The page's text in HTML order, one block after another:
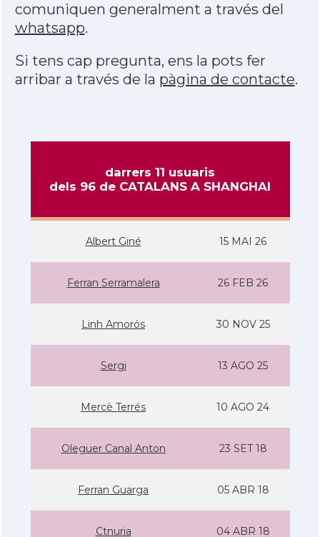
comuniquen generalment a través del
whatsapp.
Si tens cap pregunta, ens la pots fer
arribar a través de la pàgina de contacte.
darrers 11 usuaris
dels 96 de CATALANS A SHANGHAI
Albert Giné 15 MAI 26
Ferran Serramalera 26 FEB 26
Linh Amorós 30 NOV 25
Sergi 13 AGO 25
Mercè Terrés 10 AGO 24
Oleguer Canal Anton 23 SET 18
Ferran Guarga 05 ABR 18
Ctnuria 04 ABR 18